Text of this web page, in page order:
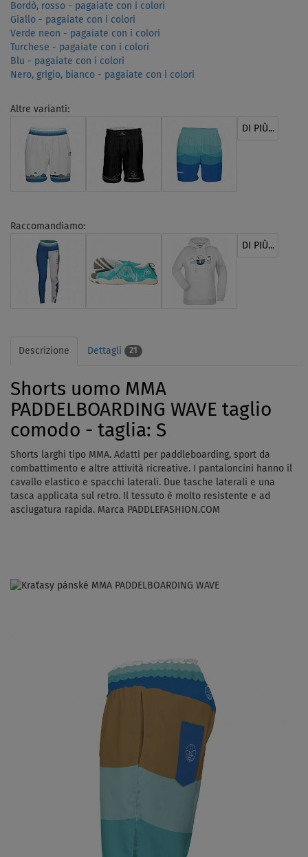
Bordò, rosso - pagaiate con i colori
Giallo - pagaiate con i colori
Verde neon - pagaiate con i colori
Turchese - pagaiate con i colori
Blu - pagaiate con i colori
Nero, grigio, bianco - pagaiate con i colori
Altre varianti:
DI PIÙ...
Raccomandiamo:
DI PIÙ...
Descrizione Dettagli 21
Shorts uomo MMA
PADDELBOARDING WAVE taglio
comodo - taglia: S
Shorts larghi tipo MMA. Adatti per paddleboarding, sport da
combattimento e altre attività ricreative. I pantaloncini hanno il
cavallo elastico e spacchi laterali. Due tasche laterali e una
tasca applicata sul retro. Il tessuto è molto resistente e ad
asciugatura rapida. Marca PADDLEFASHION.COM